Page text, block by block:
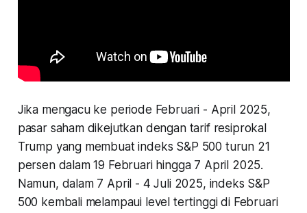
Jika mengacu ke periode Februari - April 2025,
pasar saham dikejutkan dengan tarif resiprokal
Trump yang membuat indeks S&P 500 turun 21
persen dalam 19 Februari hingga 7 April 2025.
Namun, dalam 7 April - 4 Juli 2025, indeks S&P
500 kembali melampaui level tertinggi di Februari